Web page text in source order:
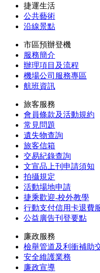
捷運生活
公共藝術
沿線景點
市區預辦登機
服務簡介
辦理項目及流程
機場公司服務專區
航班資訊
旅客服務
會員條款及活動規約
常見問題
遺失物查詢
旅客信箱
交易紀錄查詢
文宣品上刊申請須知
拍攝規定
活動場地申請
捷乘歡迎-校外教學
行動支付信用卡退費
公益廣告刊登要點
廉政服務
檢舉管道及利衝補助
安全維護業務
廉政宣導